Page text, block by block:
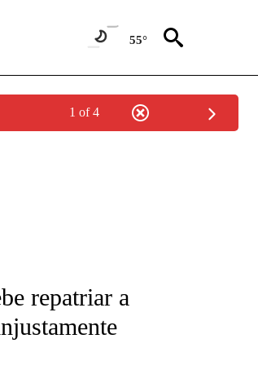
55°
1 of 4
ON "CNN-SPANISH".
repatriar a